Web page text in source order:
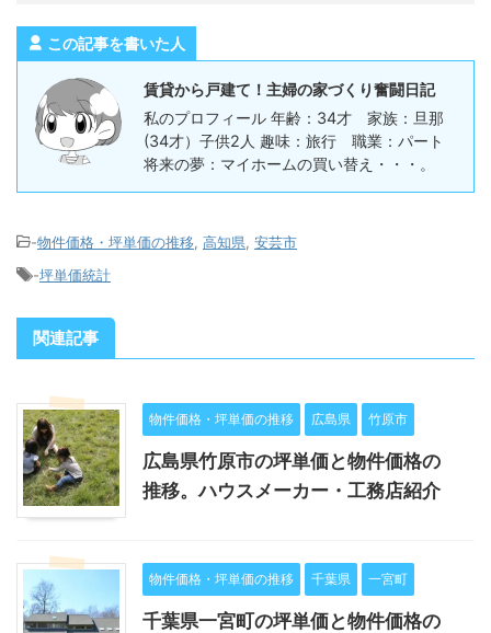
この記事を書いた人
賃貸から戸建て！主婦の家づくり奮闘日記
私のプロフィール 年齢：34才 家族：旦那
(34才）子供2人 趣味：旅行 職業：パート
将来の夢：マイホームの買い替え・・・。
-物件価格・坪単価の推移 高知県 安芸市
-坪単価統計
関連記事
物件価格・坪単価の推移 広島県 竹原市
広島県竹原市の坪単価と物件価格の
推移。ハウスメーカー・工務店紹介
物件価格・坪単価の推移 千葉県 一宮町
千葉県一宮町の坪単価と物件価格の